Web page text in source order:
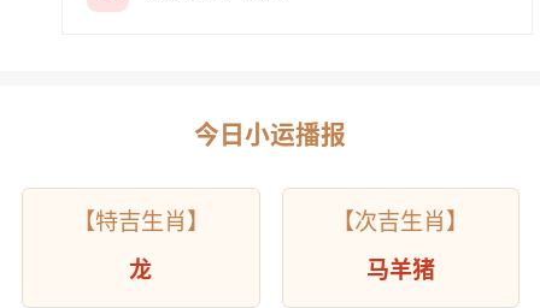
今日小运播报
【特吉生肖】
龙
【次吉生肖】
马羊猪